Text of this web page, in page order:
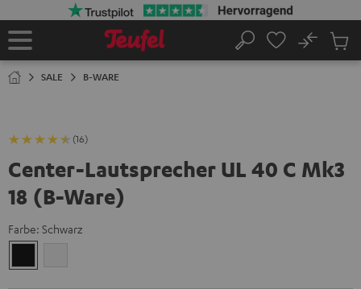
Startseite
Suche
No
SALE B-WARE
(16)
Center-Lautsprecher UL 40 C Mk3
18 (B-Ware)
Farbe: Schwarz